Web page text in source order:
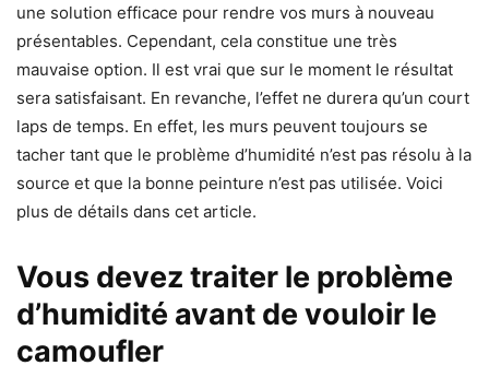
une solution efficace pour rendre vos murs à nouveau
présentables. Cependant, cela constitue une très
mauvaise option. Il est vrai que sur le moment le résultat
sera satisfaisant. En revanche, l’effet ne durera qu’un court
laps de temps. En effet, les murs peuvent toujours se
tacher tant que le problème d’humidité n’est pas résolu à la
source et que la bonne peinture n’est pas utilisée. Voici
plus de détails dans cet article.
Vous devez traiter le problème
d’humidité avant de vouloir le
camoufler